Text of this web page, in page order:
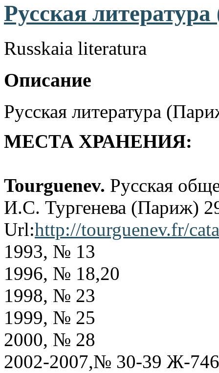
Русская
Russkaia literatura
Описание
Русская литература
МЕСТА ХРАНЕНИЯ:
Tourguenev. Русская
И.С. Тургенева (Париж)
Url:http://tourguenev.fr/
1993, № 13
1996, № 18,20
1998, № 23
1999, № 25
2000, № 28
2002-2007,№ 30-39 Ж-746